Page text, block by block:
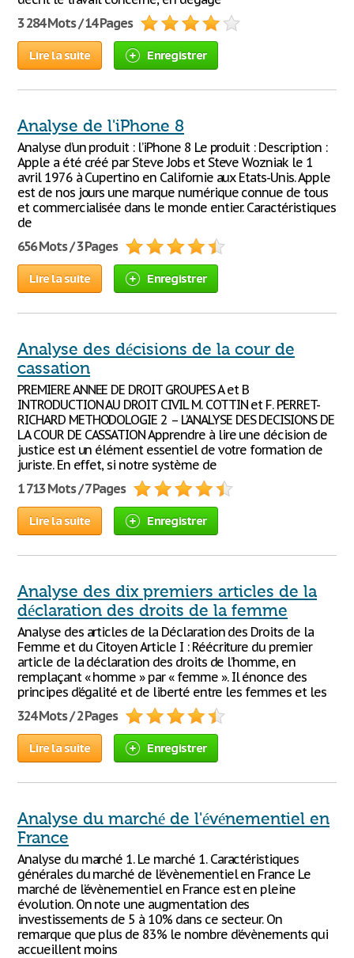
3 284 Mots / 14 Pages
Lire la suite Enregistrer
Analyse de l'iPhone 8
Analyse d’un produit : l’iPhone 8 Le produit : Description :
Apple a été créé par Steve Jobs et Steve Wozniak le 1
avril 1976 à Cupertino en Californie aux Etats-Unis. Apple
est de nos jours une marque numérique connue de tous
et commercialisée dans le monde entier. Caractéristiques
de
656 Mots / 3 Pages
Lire la suite Enregistrer
Analyse des décisions de la cour de
cassation
PREMIERE ANNEE DE DROIT GROUPES A et B
INTRODUCTION AU DROIT CIVIL M. COTTIN et F. PERRET-
RICHARD METHODOLOGIE 2 – L’ANALYSE DES DECISIONS DE
LA COUR DE CASSATION Apprendre à lire une décision de
justice est un élément essentiel de votre formation de
juriste. En effet, si notre système de
1 713 Mots / 7 Pages
Lire la suite Enregistrer
Analyse des dix premiers articles de la
déclaration des droits de la femme
Analyse des articles de la Déclaration des Droits de la
Femme et du Citoyen Article I : Réécriture du premier
article de la déclaration des droits de l’homme, en
remplaçant « homme » par « femme ». Il énonce des
principes d’égalité et de liberté entre les femmes et les
324 Mots / 2 Pages
Lire la suite Enregistrer
Analyse du marché de l'événementiel en
France
Analyse du marché 1. Le marché 1. Caractéristiques
générales du marché de l’évènementiel en France Le
marché de l’évènementiel en France est en pleine
évolution. On note une augmentation des
investissements de 5 à 10% dans ce secteur. On
remarque que plus de 83% le nombre d’évènements qui
accueillent moins